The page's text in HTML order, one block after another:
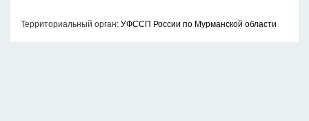
Территориальный орган: УФССП России по Мурманской области